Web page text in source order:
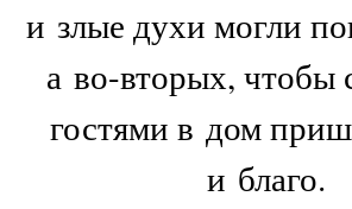
и злые духи могли
а во-вторых,
гостями в дом
и благо.